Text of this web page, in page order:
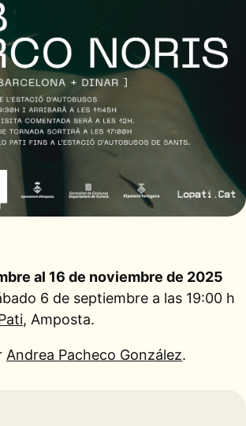
al 16 de noviembre de 2025
6 de septiembre a las 19:00 h
, Amposta.
Andrea Pacheco González.